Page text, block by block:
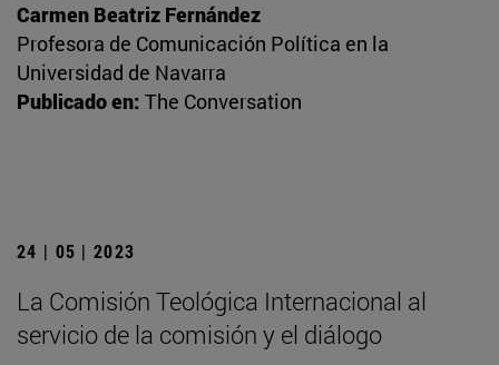
Carmen Beatriz Fernández
Profesora de Comunicación Política en la
Universidad de Navarra
Publicado en: The Conversation
24 | 05 | 2023
La Comisión Teológica Internacional al
servicio de la comisión y el diálogo